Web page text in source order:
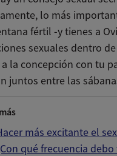
lo más
fértil -y tienes a
sexuales dentro
a la concepción con tu
juntos entre las
más excitante el
qué frecuencia